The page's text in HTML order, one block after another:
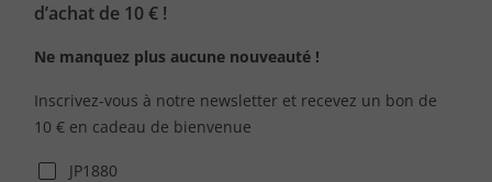
d’achat de 10 € !
Ne manquez plus aucune nouveauté !
Inscrivez-vous à notre newsletter et recevez un bon de
10 € en cadeau de bienvenue
JP1880